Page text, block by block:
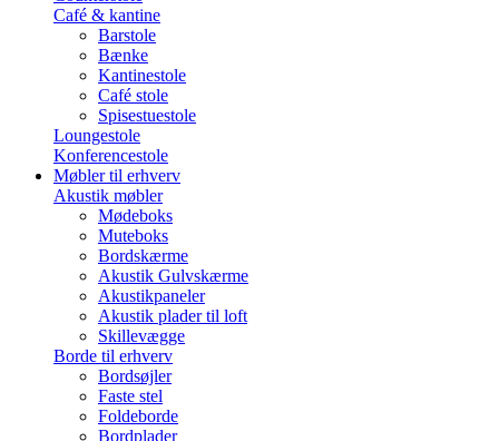
Café & kantine
Barstole
Bænke
Kantinestole
Café stole
Spisestuestole
Loungestole
Konferencestole
Møbler til erhverv
Akustik møbler
Mødeboks
Muteboks
Bordskærme
Akustik Gulvskærme
Akustikpaneler
Akustik plader til loft
Skillevægge
Borde til erhverv
Bordsøjler
Faste stel
Foldeborde
Bordplader